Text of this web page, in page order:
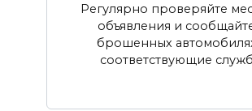
Регулярно проверяйте
объявления и
брошенных
соответствующие